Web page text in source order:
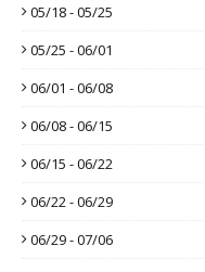
05/18 - 05/25
05/25 - 06/01
06/01 - 06/08
06/08 - 06/15
06/15 - 06/22
06/22 - 06/29
06/29 - 07/06